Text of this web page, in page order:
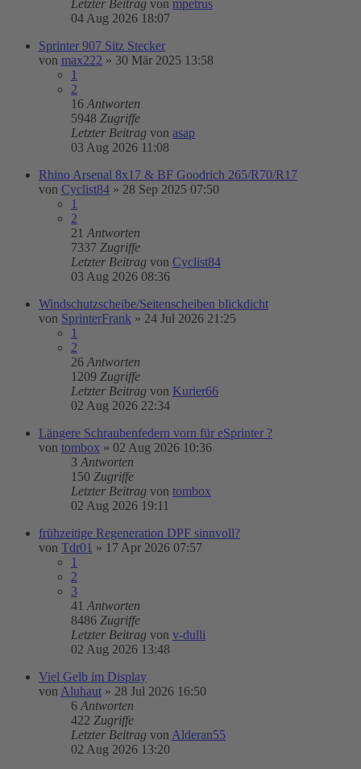
Letzter Beitrag von mpetrus
04 Aug 2026 18:07
Sprinter 907 Sitz Stecker
von max222 » 30 Mär 2025 13:58
1
2
16 Antworten
5948 Zugriffe
Letzter Beitrag von asap
03 Aug 2026 11:08
Rhino Arsenal 8x17 & BF Goodrich 265/R70/R17
von Cyclist84 » 28 Sep 2025 07:50
1
2
21 Antworten
7337 Zugriffe
Letzter Beitrag von Cyclist84
03 Aug 2026 08:36
Windschutzscheibe/Seitenscheiben blickdicht
von SprinterFrank » 24 Jul 2026 21:25
1
2
26 Antworten
1209 Zugriffe
Letzter Beitrag von Kurier66
02 Aug 2026 22:34
Längere Schraubenfedern vorn für eSprinter ?
von tombox » 02 Aug 2026 10:36
3 Antworten
150 Zugriffe
Letzter Beitrag von tombox
02 Aug 2026 19:11
frühzeitige Regeneration DPF sinnvoll?
von Tdr01 » 17 Apr 2026 07:57
1
2
3
41 Antworten
8486 Zugriffe
Letzter Beitrag von v-dulli
02 Aug 2026 13:48
Viel Gelb im Display
von Aluhaut » 28 Jul 2026 16:50
6 Antworten
422 Zugriffe
Letzter Beitrag von Alderan55
02 Aug 2026 13:20